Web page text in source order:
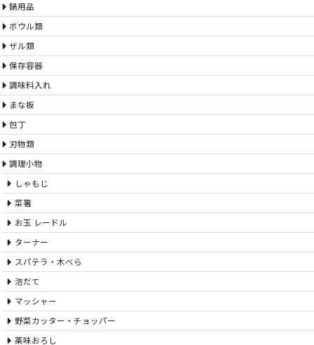
鍋用品
ボウル類
ザル類
保存容器
調味料入れ
まな板
包丁
刃物類
調理小物
しゃもじ
菜箸
お玉 レードル
ターナー
スパテラ・木べら
泡だて
マッシャー
野菜カッター・チョッパー
薬味おろし